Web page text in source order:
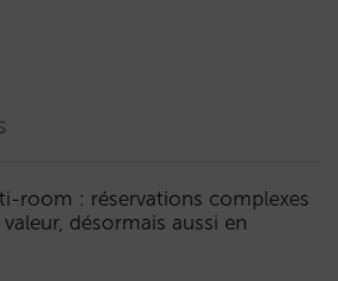
room : réservations complexes
désormais aussi en